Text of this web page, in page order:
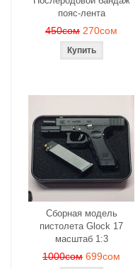
пояс-лента
450сом 270сом
Сборная модель
пистолета Glock 17
масштаб 1:3
1000сом 699сом